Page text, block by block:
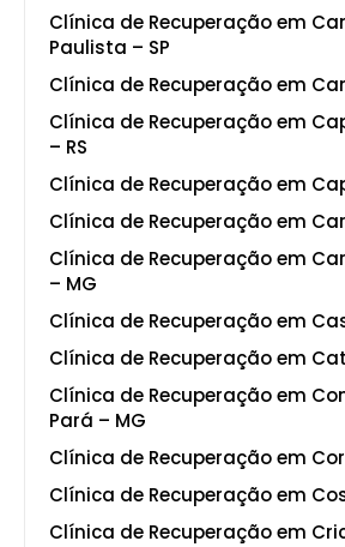
Clínica de Recuperação em
Paulista – SP
Clínica de Recuperação em
Clínica de Recuperação em
– RS
Clínica de Recuperação em
Clínica de Recuperação em
Clínica de Recuperação em
– MG
Clínica de Recuperação em
Clínica de Recuperação em
Clínica de Recuperação em
Pará – MG
Clínica de Recuperação em
Clínica de Recuperação em
Clínica de Recuperação em